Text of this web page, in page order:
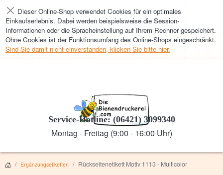
Schließen
Dieser Online-Shop verwendet Cookies für ein optimales
Einkaufserlebnis. Dabei werden beispielsweise die Session-
Informationen oder die Spracheinstellung auf Ihrem Rechner gespeichert.
Ohne Cookies ist der Funktionsumfang des Online-Shops eingeschränkt.
Sind Sie damit nicht einverstanden, klicken Sie bitte hier.
Service-Hotline: (06421) 3099340
Montag - Freitag (9:00 - 16:00 Uhr)
Ergänzungsetiketten Rückseitenetikett Motiv 1113 - Multicolor